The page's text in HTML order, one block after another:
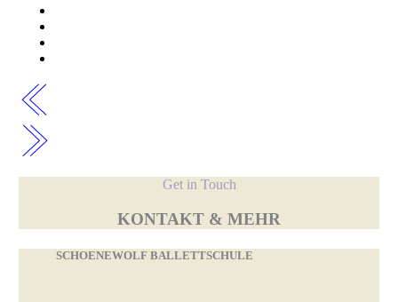
Get in Touch
KONTAKT & MEHR
SCHOENEWOLF BALLETTSCHULE